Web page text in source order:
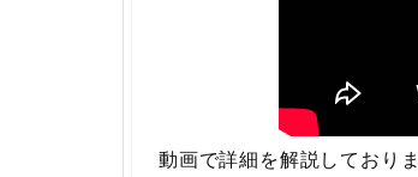
動画で詳細を解説しておりま